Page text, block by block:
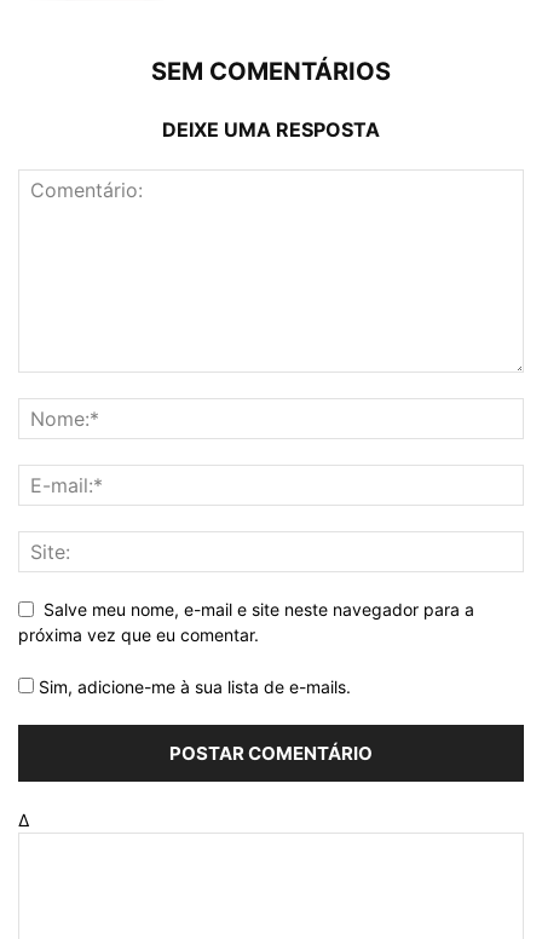
SEM COMENTÁRIOS
DEIXE UMA RESPOSTA
Salve meu nome, e-mail e site neste navegador para a
próxima vez que eu comentar.
Sim, adicione-me à sua lista de e-mails.
Δ